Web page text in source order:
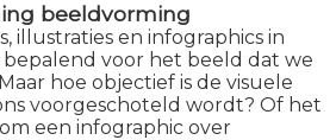
beeldvorming
illustraties en infographics in
voor het beeld dat we
hoe objectief is de visuele
voorgeschoteld wordt? Of het
een infographic over